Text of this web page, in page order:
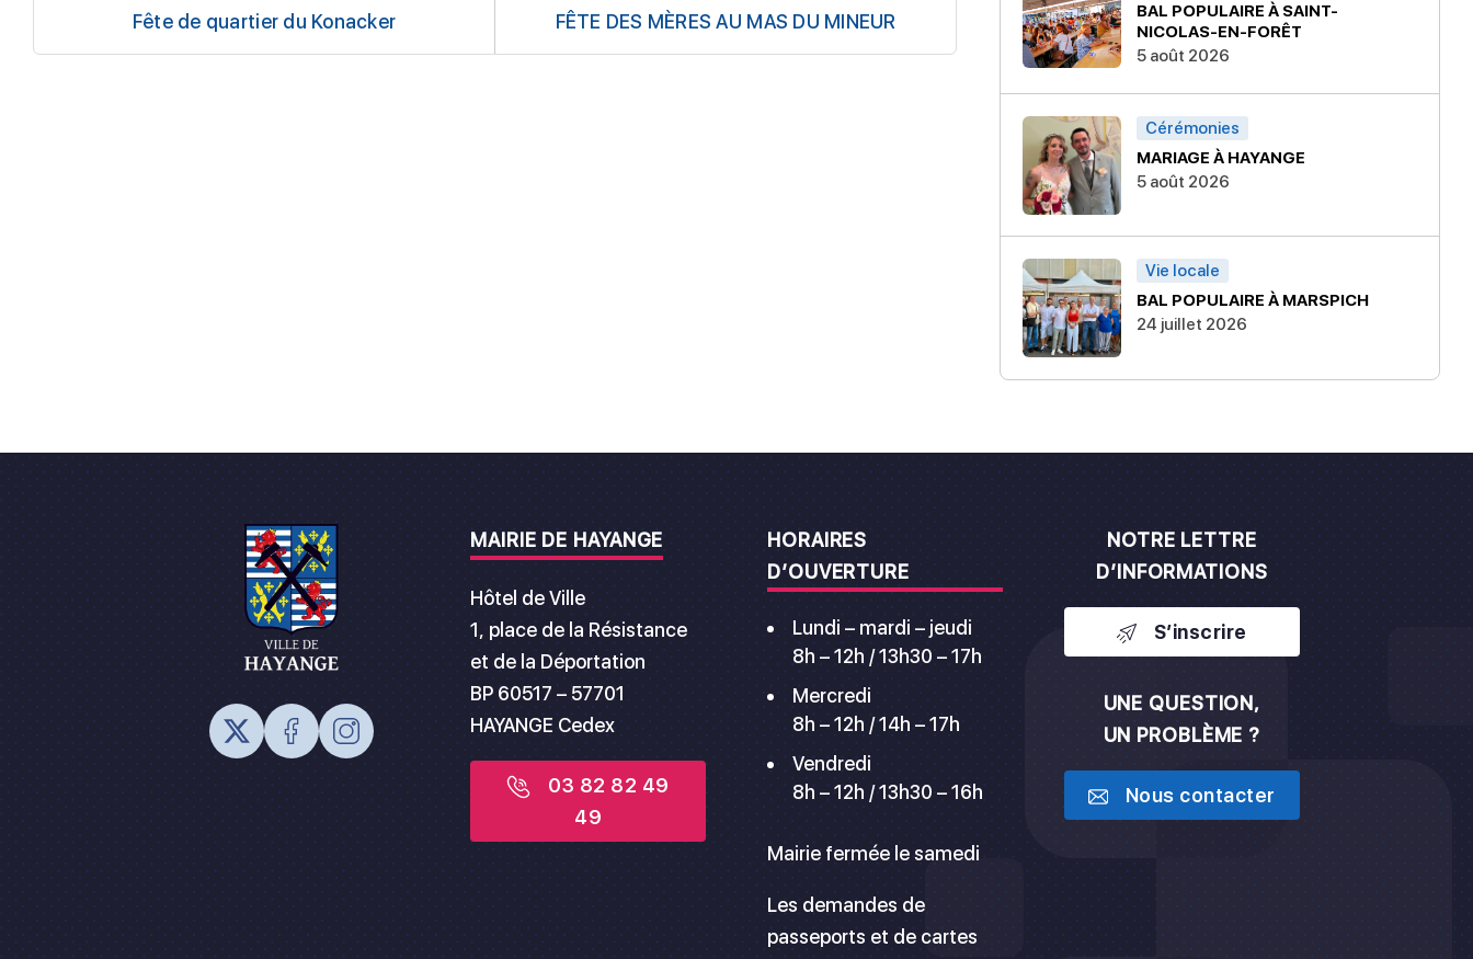
Fête de quartier du Konacker FÊTE DES MÈRES AU MAS DU MINEUR
BAL POPULAIRE À SAINT-
NICOLAS-EN-FORÊT
5 août 2026
Cérémonies
MARIAGE À HAYANGE
5 août 2026
Vie locale
BAL POPULAIRE À MARSPICH
24 juillet 2026
MAIRIE DE HAYANGE
Hôtel de Ville
1, place de la Résistance
et de la Déportation
BP 60517 – 57701
HAYANGE Cedex
03 82 82 49
49
HORAIRES
D’OUVERTURE
Lundi – mardi – jeudi
8h – 12h / 13h30 – 17h
Mercredi
8h – 12h / 14h – 17h
Vendredi
8h – 12h / 13h30 – 16h
Mairie fermée le samedi
Les demandes de
passeports et de cartes
NOTRE LETTRE
D’INFORMATIONS
S’inscrire
UNE QUESTION,
UN PROBLÈME ?
Nous contacter